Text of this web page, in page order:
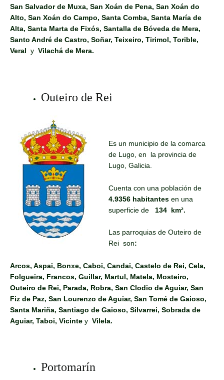
San Salvador de Muxa, San Xoán de Pena, San Xoán do
Alto, San Xoán do Campo, Santa Comba, Santa María de
Alta, Santa Marta de Fixós, Santalla de Bóveda de Mera,
Santo André de Castro, Soñar, Teixeiro, Tirimol, Torible,
Veral y Vilachá de Mera.
Outeiro de Rei
Es un municipio de la comarca
de Lugo, en la provincia de
Lugo, Galicia.
Cuenta con una población de
4.9356 habitantes en una
superficie de
134 km².
Las parroquias de Outeiro de
Rei son:
Arcos, Aspai, Bonxe, Caboi, Candai, Castelo de Rei, Cela,
Folgueira, Francos, Guillar, Martul, Matela, Mosteiro,
Outeiro de Rei, Parada, Robra, San Clodio de Aguiar, San
Fiz de Paz, San Lourenzo de Aguiar, San Tomé de Gaioso,
Santa Mariña, Santiago de Gaioso, Silvarrei, Sobrada de
Aguiar, Taboi, Vicinte y Vilela.
Portomarín